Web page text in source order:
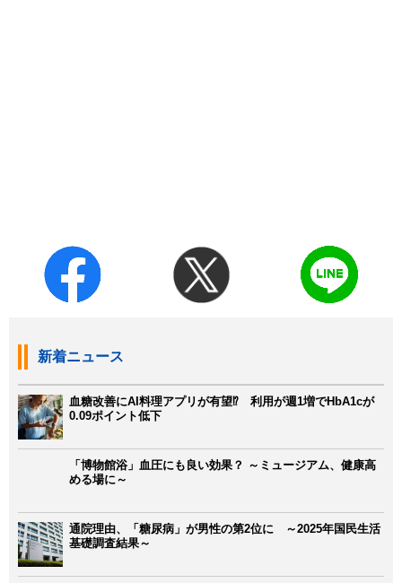
新着ニュース
血糖改善にAI料理アプリが有望⁉ 利用が週1増でHbA1cが
0.09ポイント低下
「博物館浴」血圧にも良い効果？ ～ミュージアム、健康高
める場に～
通院理由、「糖尿病」が男性の第2位に ～2025年国民生活
基礎調査結果～